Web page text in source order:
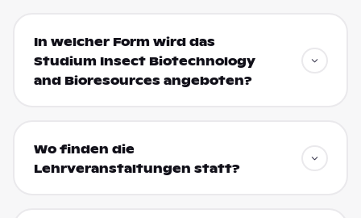
In welcher Form wird das
Studium Insect Biotechnology
and Bioresources angeboten?
Wo finden die
Lehrveranstaltungen statt?